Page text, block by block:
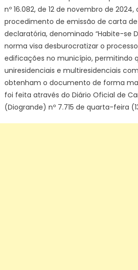
nº 16.082, de 12 de novembro de
procedimento de emissão de carta
declaratória, denominado “Habite-se
norma visa desburocratizar o
edificações no município, permitindo
uniresidenciais e multiresidenciais
obtenham o documento de forma
foi feita através do Diário Oficial de
(Diogrande) nº 7.715 de quarta-feira